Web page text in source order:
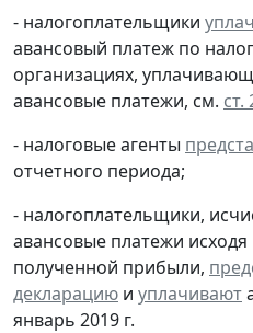
- налогоплательщики
авансовый платеж по
организациях,
авансовые платежи, см. ст.
- налоговые агенты
отчетного периода;
- налогоплательщики,
авансовые платежи исходя
полученной прибыли,
декларацию и уплачивают
январь 2019 г.